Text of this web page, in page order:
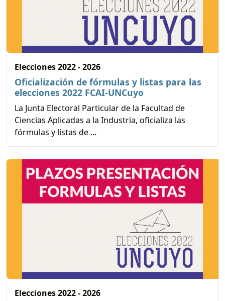
Elecciones 2022 - 2026
Oficialización de fórmulas y listas para las
elecciones 2022 FCAI-UNCuyo
La Junta Electoral Particular de la Facultad de
Ciencias Aplicadas a la Industria, oficializa las
fórmulas y listas de ...
Elecciones 2022 - 2026